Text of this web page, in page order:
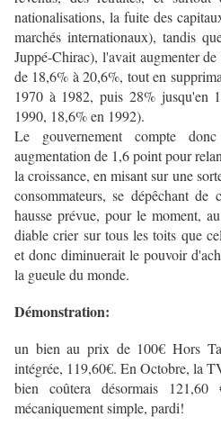
nationalisations, la fuite des
marchés internationaux), tandis
Juppé-Chirac), l'avait augmenter
de 18,6% à 20,6%, tout en
1970 à 1982, puis 28% jusqu'en
1990, 18,6% en 1992).
Le gouvernement compte
augmentation de 1,6 point pour
la croissance, en misant sur une
consommateurs, se dépêchant de
hausse prévue, pour le moment,
diable crier sur tous les toits que
et donc diminuerait le pouvoir
la gueule du monde.
Démonstration:
un bien au prix de 100€ Hors
intégrée, 119,60€. En Octobre, la
bien coûtera désormais
mécaniquement simple, pardi!